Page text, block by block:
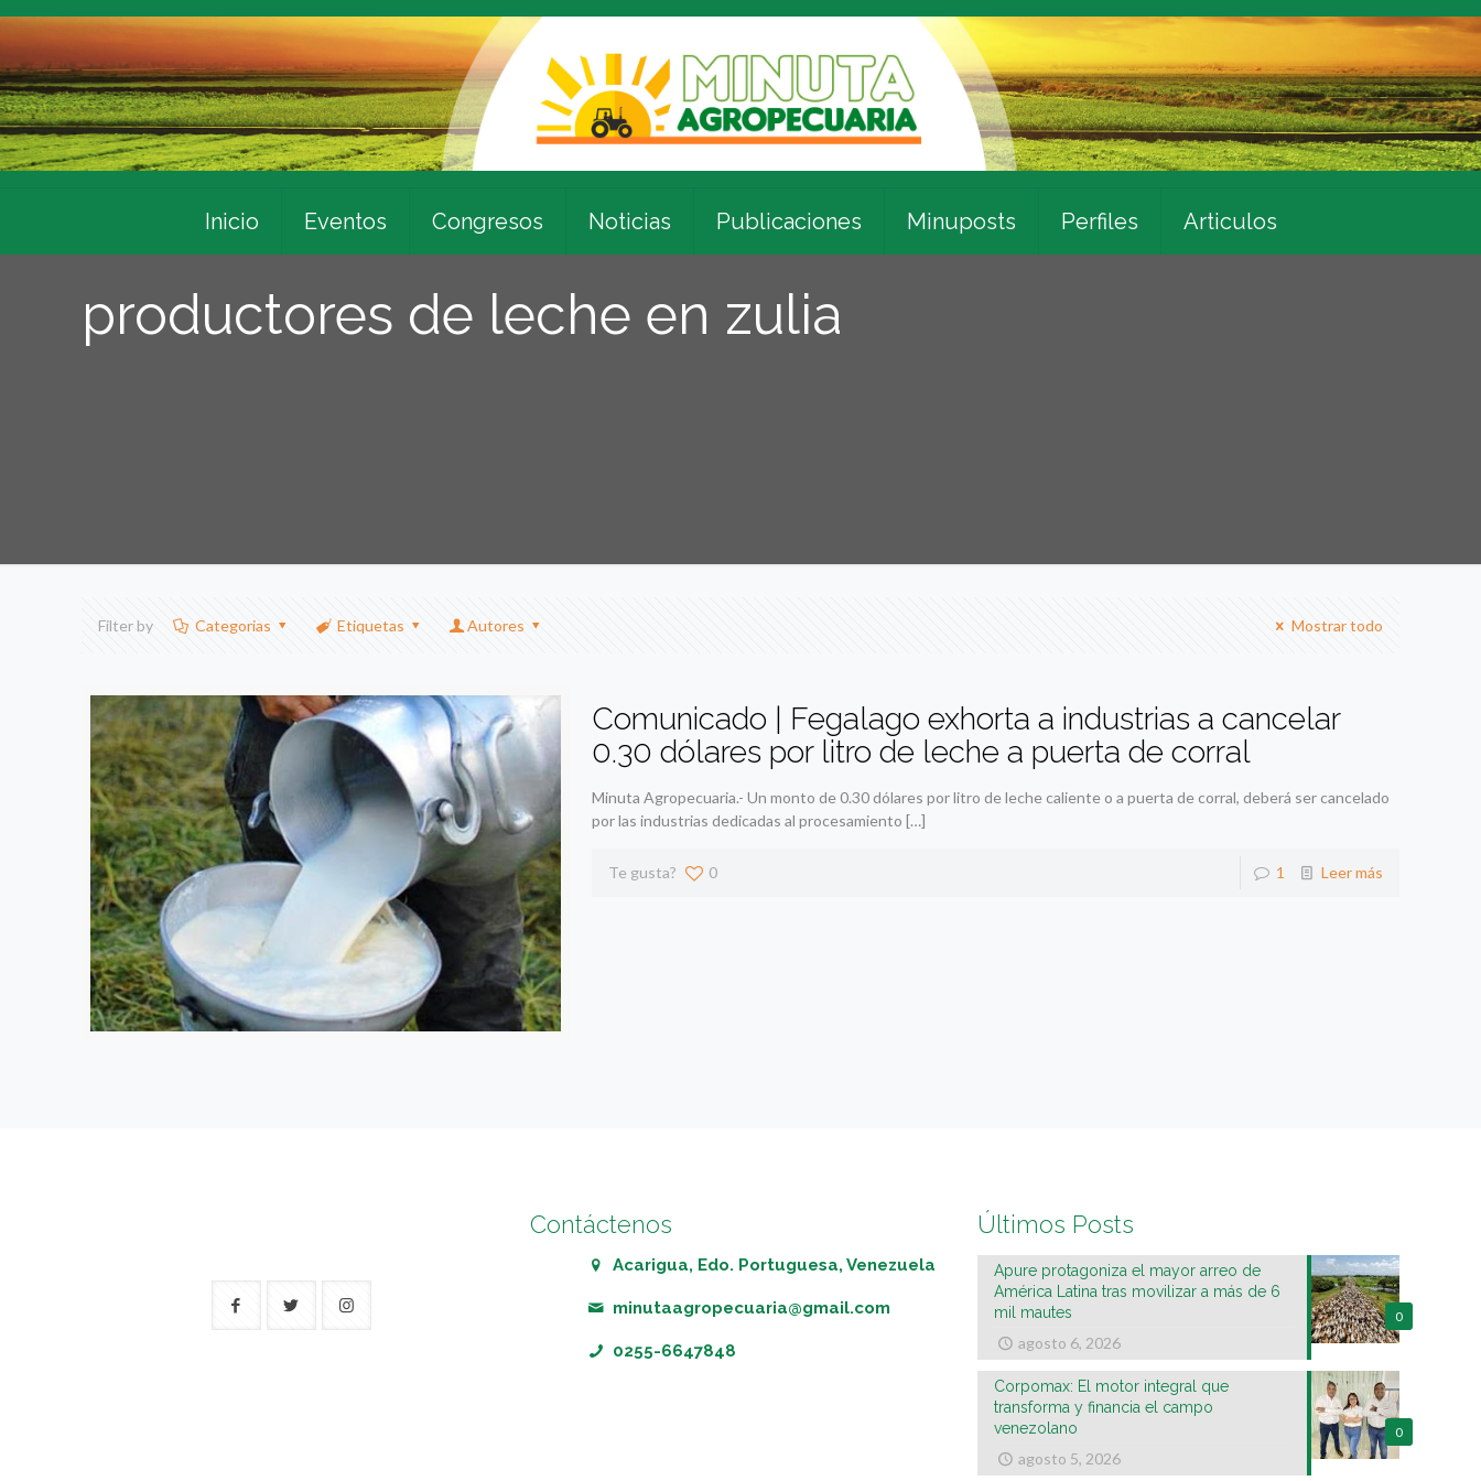
Inicio Eventos Congresos Noticias Publicaciones Minuposts Perfiles Articulos
productores de leche en zulia
Filter by Categorias Etiquetas Autores Mostrar todo
Comunicado | Fegalago exhorta a industrias a cancelar
0.30 dólares por litro de leche a puerta de corral
Minuta Agropecuaria.- Un monto de 0.30 dólares por litro de leche caliente o a puerta de corral, deberá ser cancelado
por las industrias dedicadas al procesamiento […]
Te gusta? 0 1 Leer más
Contáctenos
Acarigua, Edo. Portuguesa, Venezuela
minutaagropecuaria@gmail.com
0255-6647848
Últimos Posts
0
Apure protagoniza el mayor arreo de
América Latina tras movilizar a más de 6
mil mautes
agosto 6, 2026
0
Corpomax: El motor integral que
transforma y financia el campo
venezolano
agosto 5, 2026